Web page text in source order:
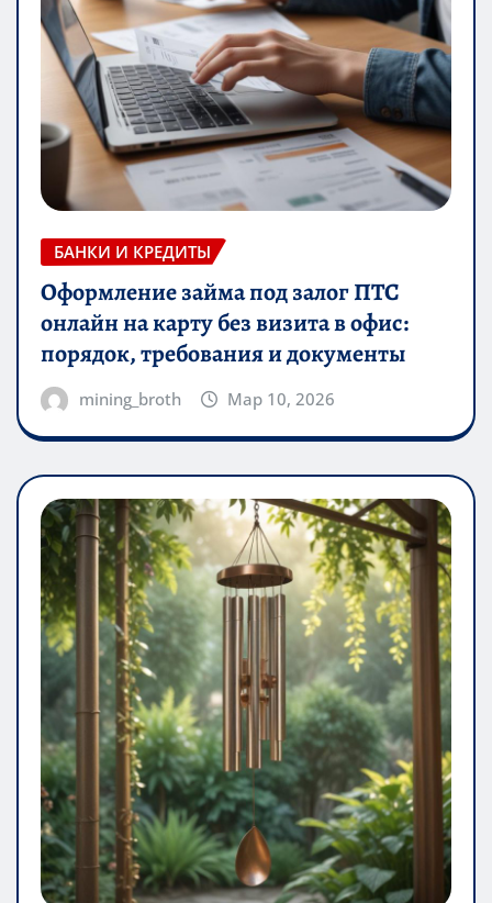
БАНКИ И КРЕДИТЫ
Оформление займа под залог ПТС
онлайн на карту без визита в офис:
порядок, требования и документы
mining_broth Мар 10, 2026